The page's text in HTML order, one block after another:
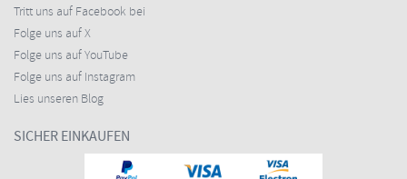
Tritt uns auf Facebook bei
Folge uns auf X
Folge uns auf YouTube
Folge uns auf Instagram
Lies unseren Blog
SICHER EINKAUFEN